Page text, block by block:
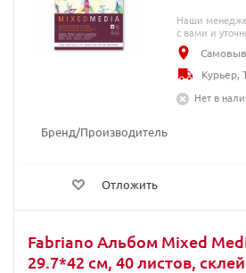
Бренд/Производитель
Отложить
Наши
с вами и
Курьер,
Нет в
Fabriano Альбом Mixed
29.7*42 см, 40 листов,